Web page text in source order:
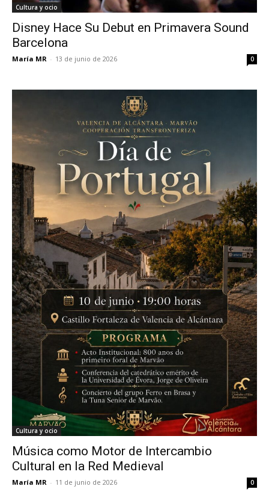
Cultura y ocio
Disney Hace Su Debut en Primavera Sound
Barcelona
María MR - 13 de junio de 2026 0
Cultura y ocio
Música como Motor de Intercambio
Cultural en la Red Medieval
María MR - 11 de junio de 2026 0